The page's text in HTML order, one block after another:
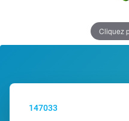
Cliquez
147033